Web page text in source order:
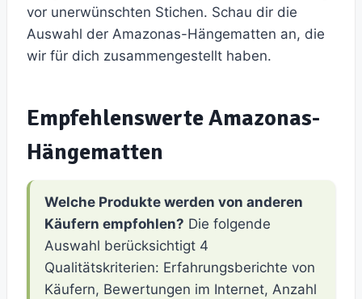
vor unerwünschten Stichen. Schau dir die
Auswahl der Amazonas-Hängematten an, die
wir für dich zusammengestellt haben.
Empfehlenswerte Amazonas-
Hängematten
Welche Produkte werden von anderen
Käufern empfohlen? Die folgende
Auswahl berücksichtigt 4
Qualitätskriterien: Erfahrungsberichte von
Käufern, Bewertungen im Internet, Anzahl